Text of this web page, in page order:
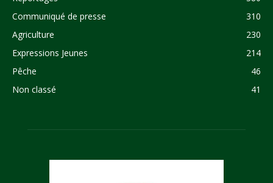
Communiqué de presse
310
Agriculture
230
Expressions Jeunes
214
Pêche
46
Non classé
41